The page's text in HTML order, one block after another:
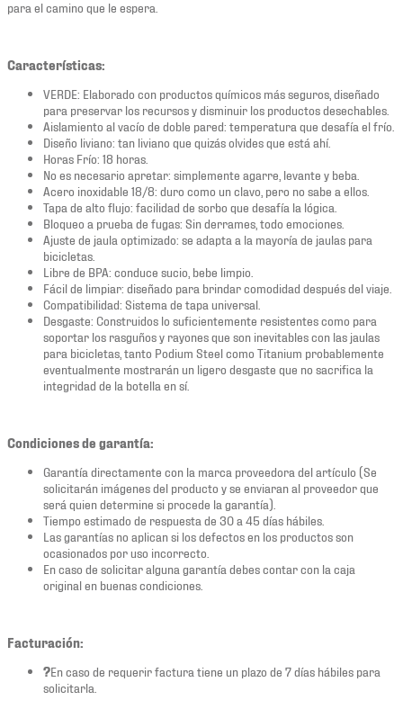
para el camino que le espera.
Características:
VERDE: Elaborado con productos químicos más seguros, diseñado
para preservar los recursos y disminuir los productos desechables.
Aislamiento al vacío de doble pared: temperatura que desafía el frío.
Diseño liviano: tan liviano que quizás olvides que está ahí.
Horas Frío: 18 horas.
No es necesario apretar: simplemente agarre, levante y beba.
Acero inoxidable 18/8: duro como un clavo, pero no sabe a ellos.
Tapa de alto flujo: facilidad de sorbo que desafía la lógica.
Bloqueo a prueba de fugas: Sin derrames, todo emociones.
Ajuste de jaula optimizado: se adapta a la mayoría de jaulas para
bicicletas.
Libre de BPA: conduce sucio, bebe limpio.
Fácil de limpiar: diseñado para brindar comodidad después del viaje.
Compatibilidad: Sistema de tapa universal.
Desgaste: Construidos lo suficientemente resistentes como para
soportar los rasguños y rayones que son inevitables con las jaulas
para bicicletas, tanto Podium Steel como Titanium probablemente
eventualmente mostrarán un ligero desgaste que no sacrifica la
integridad de la botella en sí.
Condiciones de garantía:
Garantía directamente con la marca proveedora del artículo (Se
solicitarán imágenes del producto y se enviaran al proveedor que
será quien determine si procede la garantía).
Tiempo estimado de respuesta de 30 a 45 días hábiles.
Las garantías no aplican si los defectos en los productos son
ocasionados por uso incorrecto.
En caso de solicitar alguna garantía debes contar con la caja
original en buenas condiciones.
Facturación:
?En caso de requerir factura tiene un plazo de 7 días hábiles para
solicitarla.